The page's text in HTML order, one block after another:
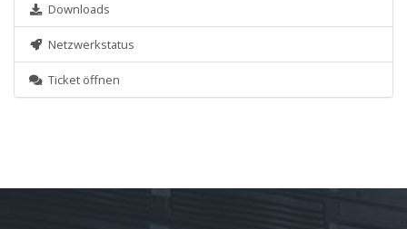
Downloads
Netzwerkstatus
Ticket öffnen